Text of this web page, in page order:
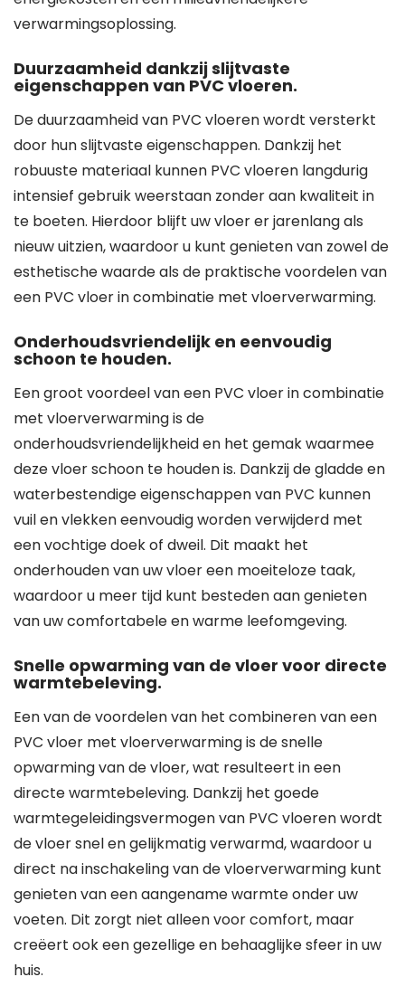
verwarmingsoplossing.
Duurzaamheid dankzij slijtvaste
eigenschappen van PVC vloeren.
De duurzaamheid van PVC vloeren wordt versterkt
door hun slijtvaste eigenschappen. Dankzij het
robuuste materiaal kunnen PVC vloeren langdurig
intensief gebruik weerstaan zonder aan kwaliteit in
te boeten. Hierdoor blijft uw vloer er jarenlang als
nieuw uitzien, waardoor u kunt genieten van zowel de
esthetische waarde als de praktische voordelen van
een PVC vloer in combinatie met vloerverwarming.
Onderhoudsvriendelijk en eenvoudig
schoon te houden.
Een groot voordeel van een PVC vloer in combinatie
met vloerverwarming is de
onderhoudsvriendelijkheid en het gemak waarmee
deze vloer schoon te houden is. Dankzij de gladde en
waterbestendige eigenschappen van PVC kunnen
vuil en vlekken eenvoudig worden verwijderd met
een vochtige doek of dweil. Dit maakt het
onderhouden van uw vloer een moeiteloze taak,
waardoor u meer tijd kunt besteden aan genieten
van uw comfortabele en warme leefomgeving.
Snelle opwarming van de vloer voor directe
warmtebeleving.
Een van de voordelen van het combineren van een
PVC vloer met vloerverwarming is de snelle
opwarming van de vloer, wat resulteert in een
directe warmtebeleving. Dankzij het goede
warmtegeleidingsvermogen van PVC vloeren wordt
de vloer snel en gelijkmatig verwarmd, waardoor u
direct na inschakeling van de vloerverwarming kunt
genieten van een aangename warmte onder uw
voeten. Dit zorgt niet alleen voor comfort, maar
creëert ook een gezellige en behaaglijke sfeer in uw
huis.